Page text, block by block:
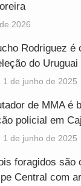
2026
Rodriguez é
do Uruguai
1 de junho de 2025
de MMA é
policial em
1 de junho de 2025
foragidos são
Central com